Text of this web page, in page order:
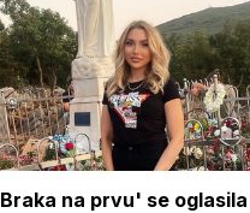
na prvu' se